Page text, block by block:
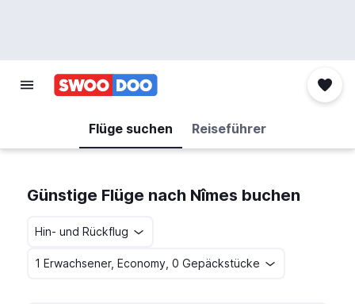
Flüge suchen Reiseführer
Günstige Flüge nach Nîmes buchen
Hin- und Rückflug
1 Erwachsener, Economy, 0 Gepäckstücke